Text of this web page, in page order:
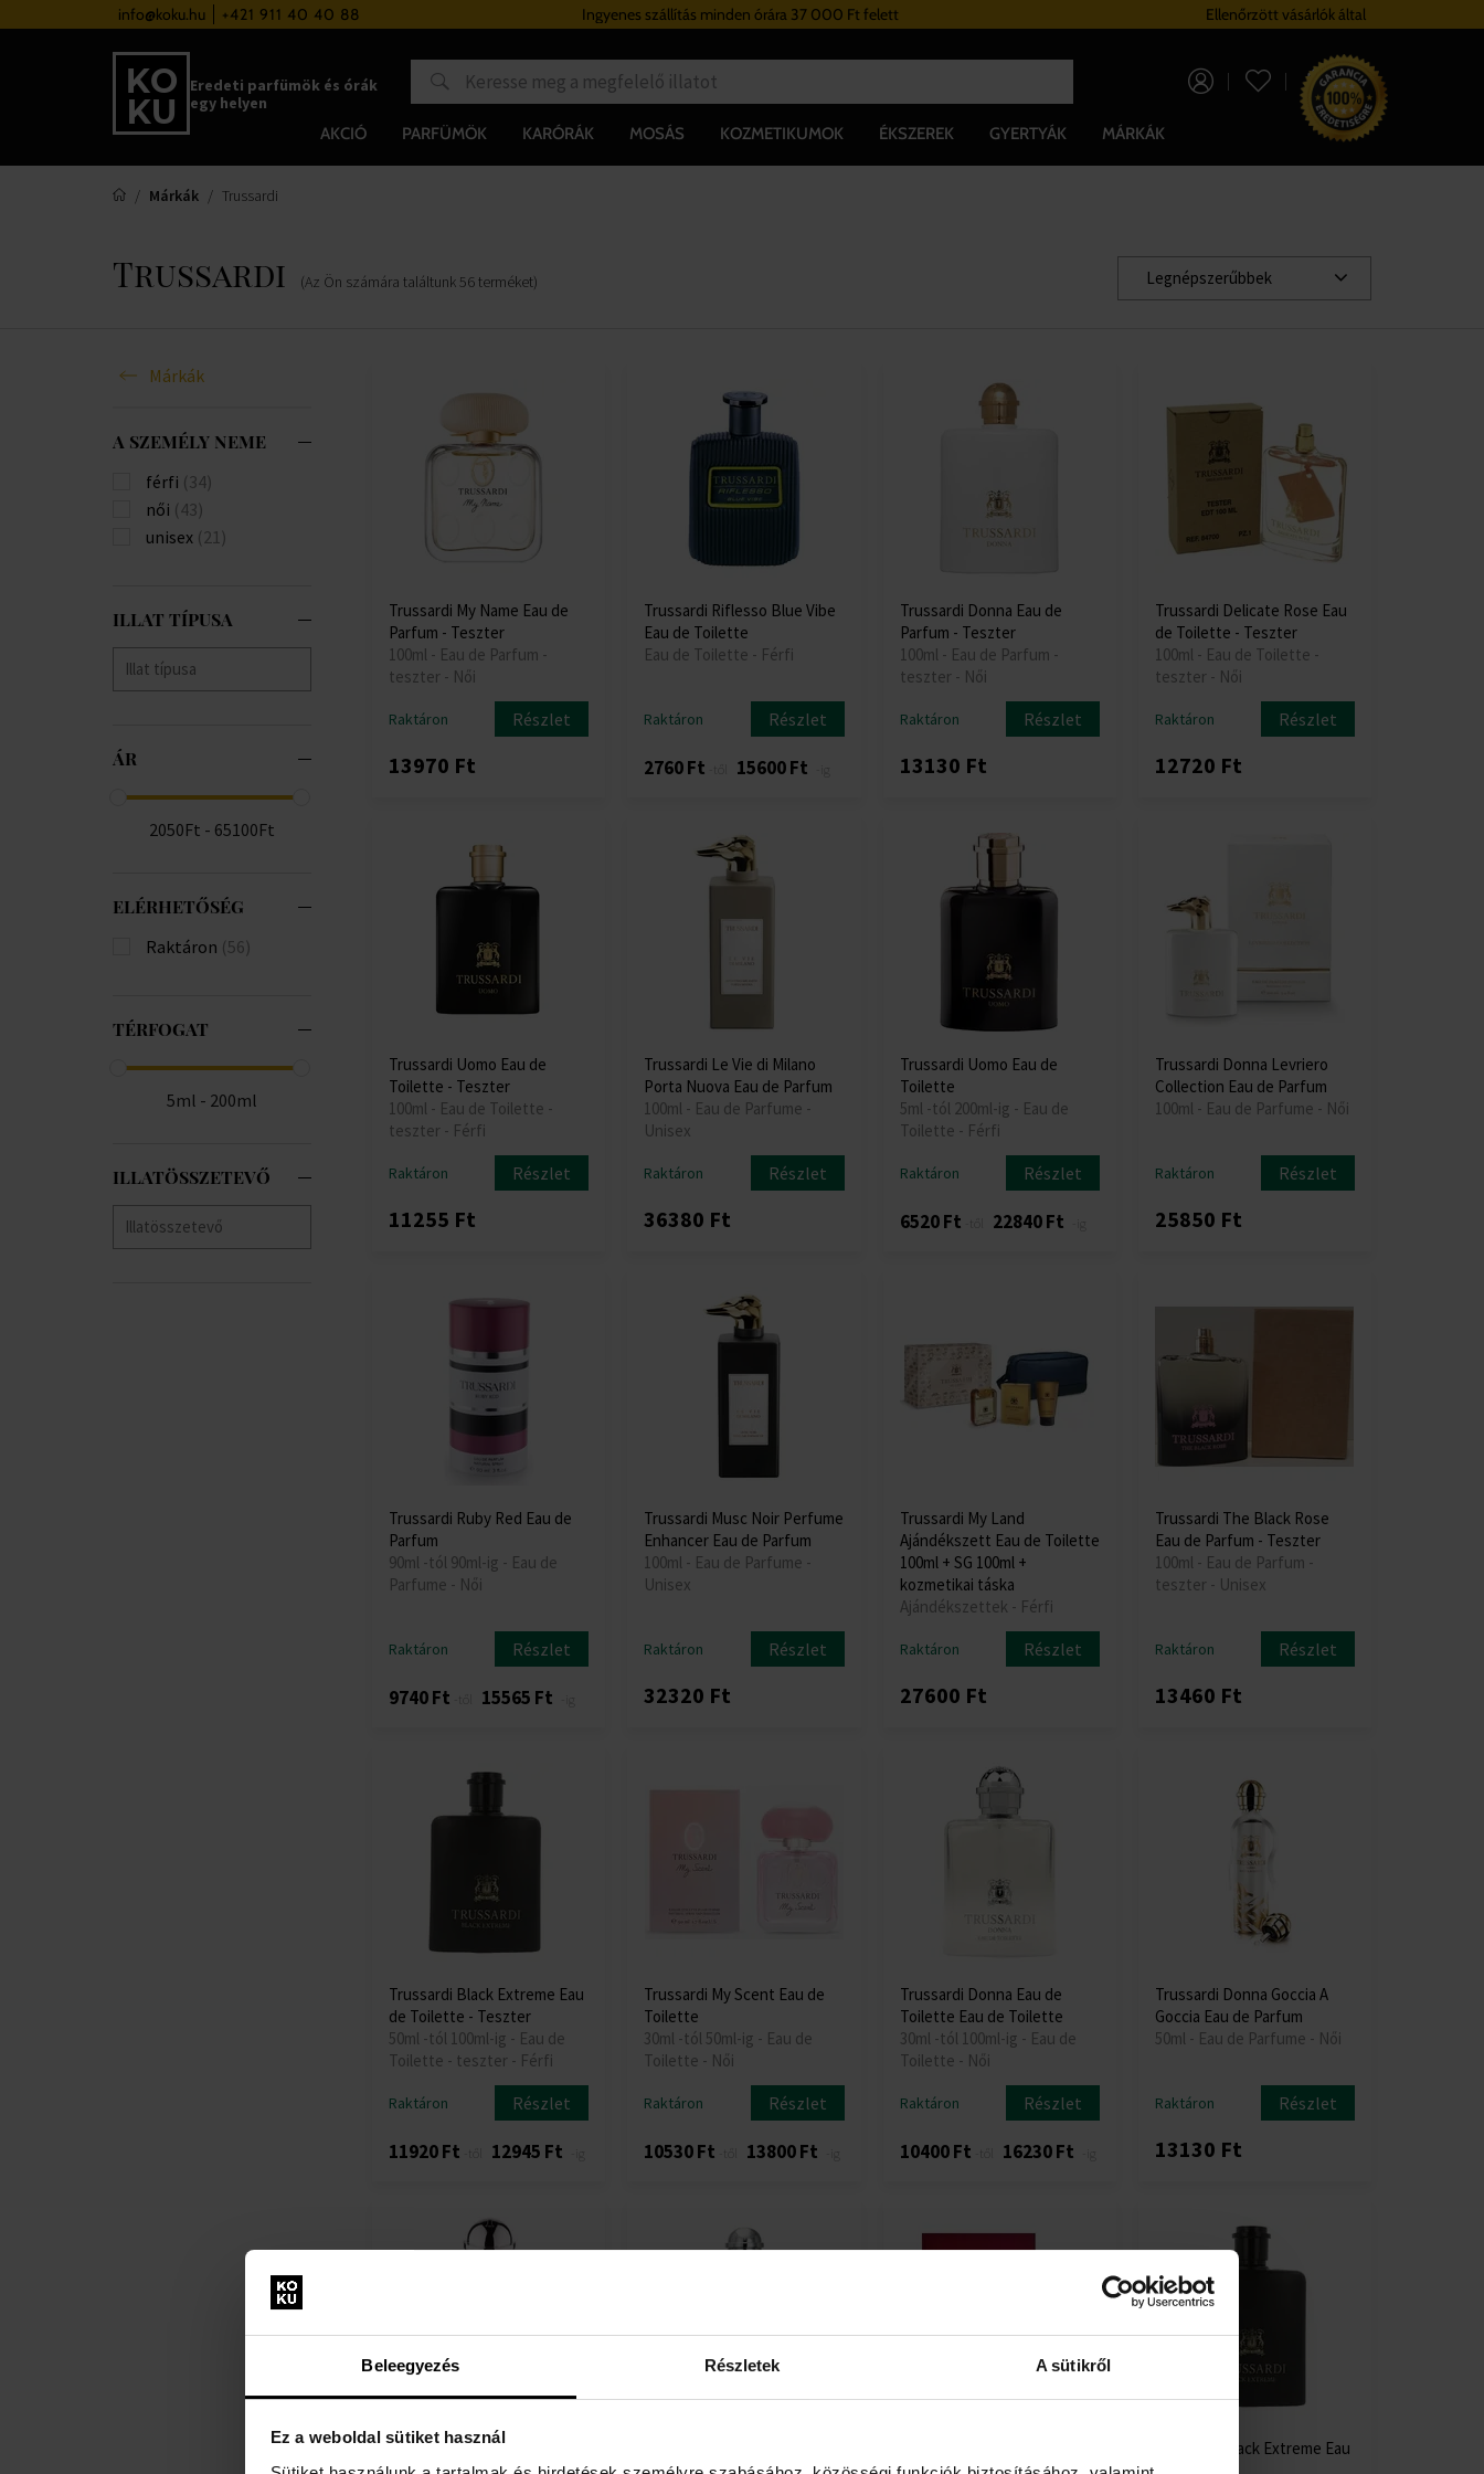
Beleegyezés Részletek A sütikről
Ez a weboldal sütiket használ
info@koku.hu +421 911 40 40 88
Hűségrendszer Ingyenes szállítás minden órára 37 000 Ft felett Ellenőrzött vásárlók által
Eredeti parfümök és órák
egy helyen
0 Ft
AKCIÓ PARFÜMÖK KARÓRÁK MOSÁS KOZMETIKUMOK ÉKSZEREK GYERTYÁK MÁRKÁK
Márkák Trussardi
Trussardi (Az Ön számára találtunk 56terméket) Legnépszerűbbek
Márkák
A SZEMÉLY NEME
férfi (34)
női (43)
unisex (21)
ILLAT TÍPUSA
ÁR
2050Ft - 65100Ft
ELÉRHETŐSÉG
Raktáron (56)
TÉRFOGAT
5ml - 200ml
ILLATÖSSZETEVŐ
Trussardi My Name Eau de
Parfum - Teszter
100ml - Eau de Parfum -
teszter - Női
Raktáron Részlet
13970 Ft
Trussardi Riflesso Blue Vibe
Eau de Toilette
Eau de Toilette - Férfi
Raktáron Részlet
2760 Ft 15600 Ft
Trussardi Donna Eau de
Parfum - Teszter
100ml - Eau de Parfum -
teszter - Női
Raktáron Részlet
13130 Ft
Trussardi Delicate Rose Eau
de Toilette - Teszter
100ml - Eau de Toilette -
teszter - Női
Raktáron Részlet
12720 Ft
Trussardi Uomo Eau de
Toilette - Teszter
100ml - Eau de Toilette -
teszter - Férfi
Raktáron Részlet
11255 Ft
Trussardi Le Vie di Milano
Porta Nuova Eau de Parfum
100ml - Eau de Parfume -
Unisex
Raktáron Részlet
36380 Ft
Trussardi Uomo Eau de
Toilette
5ml -tól 200ml-ig - Eau de
Toilette - Férfi
Raktáron Részlet
6520 Ft 22840 Ft
Trussardi Donna Levriero
Collection Eau de Parfum
100ml - Eau de Parfume - Női
Raktáron Részlet
25850 Ft
Trussardi Ruby Red Eau de
Parfum
90ml -tól 90ml-ig - Eau de
Parfume - Női
Raktáron Részlet
9740 Ft 15565 Ft
Trussardi Musc Noir Perfume
Enhancer Eau de Parfum
100ml - Eau de Parfume -
Unisex
Raktáron Részlet
32320 Ft
Trussardi My Land
Ajándékszett Eau de Toilette
100ml + SG 100ml +
kozmetikai táska
Ajándékszettek - Férfi
Raktáron Részlet
27600 Ft
Trussardi The Black Rose
Eau de Parfum - Teszter
100ml - Eau de Parfum -
teszter - Unisex
Raktáron Részlet
13460 Ft
Trussardi Black Extreme Eau
de Toilette - Teszter
50ml -tól 100ml-ig - Eau de
Toilette - teszter - Férfi
Raktáron Részlet
11920 Ft 12945 Ft
Trussardi My Scent Eau de
Toilette
30ml -tól 50ml-ig - Eau de
Toilette - Női
Raktáron Részlet
10530 Ft 13800 Ft
Trussardi Donna Eau de
Toilette Eau de Toilette
30ml -tól 100ml-ig - Eau de
Toilette - Női
Raktáron Részlet
10400 Ft 16230 Ft
Trussardi Donna Goccia A
Goccia Eau de Parfum
50ml - Eau de Parfume - Női
Raktáron Részlet
13130 Ft
Trussardi Sound Of Donna
Trussardi Black Extreme Eau